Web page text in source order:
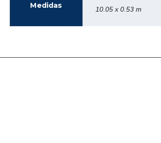
Medidas 10.05 x 0.53 m